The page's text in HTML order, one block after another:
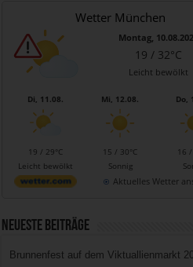
Wetter München
Montag,
19 / 32°C
Leicht bewölkt
Di, 11.08.
19 / 29°C
Leicht bewölkt
Mi, 12.08.
15 / 30°C
Sonnig
Do,
16 /
Aktuelles Wetter
Neueste Beiträge
Brunnenfest auf dem Viktuallienmarkt